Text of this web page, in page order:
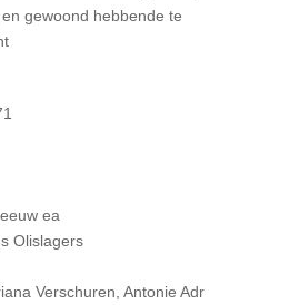
gewoond hebbende te
ea
Olislagers
Verschuren, Antonie Adr